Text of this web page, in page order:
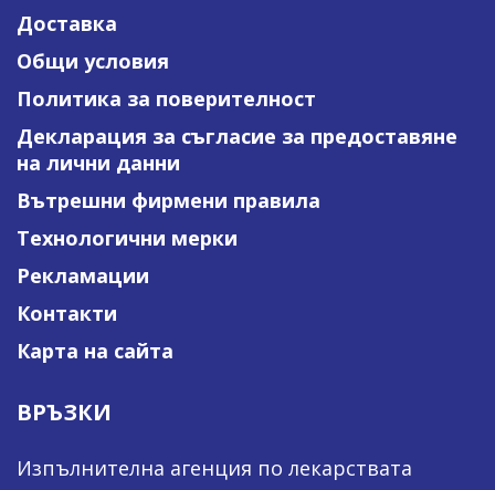
Доставка
Общи условия
Политика за поверителност
Декларация за съгласие за предоставяне
на лични данни
Вътрешни фирмени правила
Технологични мерки
Рекламации
Контакти
Карта на сайта
ВРЪЗКИ
Изпълнителна агенция по лекарствата